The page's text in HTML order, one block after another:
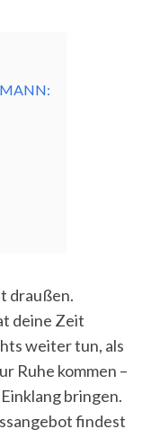
draußen.
deine Zeit
weiter tun, als
Ruhe kommen –
bringen.
findest